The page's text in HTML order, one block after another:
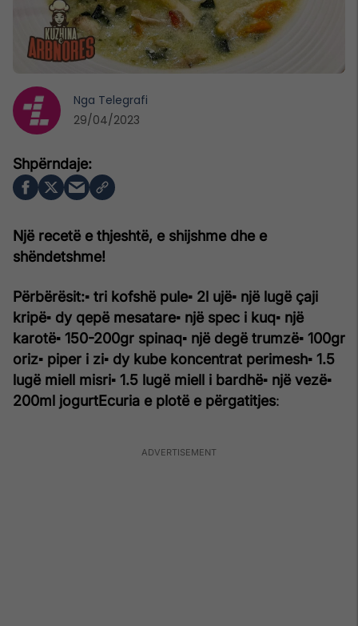
Një recetë e thjeshtë, e shijshme dhe e
shëndetshme!
Përbërësit:▪ tri kofshë pule▪ 2l ujë▪ një lugë çaji
kripë▪ dy qepë mesatare▪ një spec i kuq▪ një
karotë▪ 150-200gr spinaq▪ një degë trumzë▪ 100gr
oriz▪ piper i zi▪ dy kube koncentrat perimesh▪ 1.5
lugë miell misri▪ 1.5 lugë miell i bardhë▪ një vezë▪
200ml jogurtEcuria e plotë e përgatitjes:
Nga Telegrafi
29/04/2023